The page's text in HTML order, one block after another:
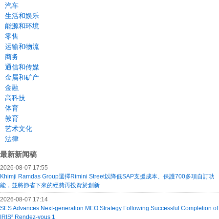
汽车
生活和娱乐
能源和环境
零售
运输和物流
商务
通信和传媒
金属和矿产
金融
高科技
体育
教育
艺术文化
法律
最新新闻稿
2026-08-07 17:55
Khimji Ramdas Group選擇Rimini Street以降低SAP支援成本、保護700多項自訂功
能，並將節省下來的經費再投資於創新
2026-08-07 17:14
SES Advances Next-generation MEO Strategy Following Successful Completion of
IRIS² Rendez-vous 1